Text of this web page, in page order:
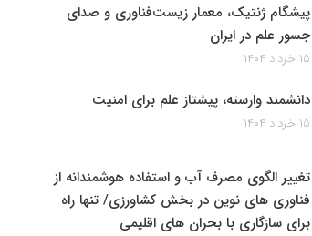
پیشگام ژنتیک، معمار زیست‌فناوری و صدای
جسور علم در ایران
۱۵ خرداد ۱۴۰۴
دانشمند وارسته، پیشتاز علم برای امنیت
۱۵ خرداد ۱۴۰۴
تغییر الگوی مصرف آب و استفاده هوشمندانه از
فناوری های نوین در بخش کشاورزی/ تنها راه
برای سازگاری با بحران های اقلیمی